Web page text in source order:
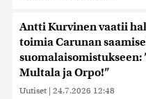
Antti Kurvinen vaatii
toimia Carunan
suomalaisomistukseen:
Multala ja Orpo!”
Uutiset | 24.7.2026 12:48